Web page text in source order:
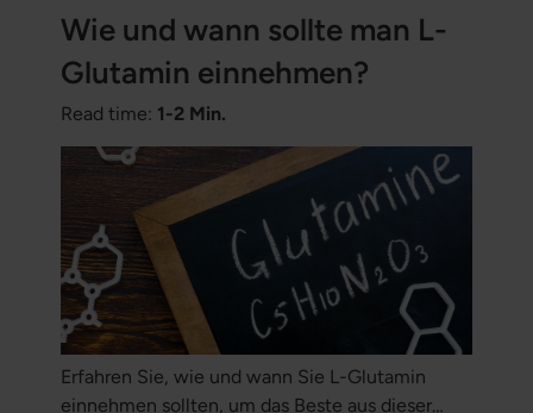
als ein kraftvolles Antioxidans, das
Zellmembranen, Lipide und Proteine vor
oxidativen Schäden schützt.
Wie und wann sollte man L-
Glutamin einnehmen?
Read time: 1-2 Min.
Erfahren Sie, wie und wann Sie L-Glutamin
einnehmen sollten, um das Beste aus dieser